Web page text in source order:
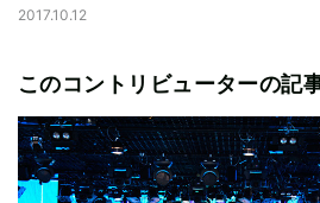
2017.10.12
このコントリビューターの記